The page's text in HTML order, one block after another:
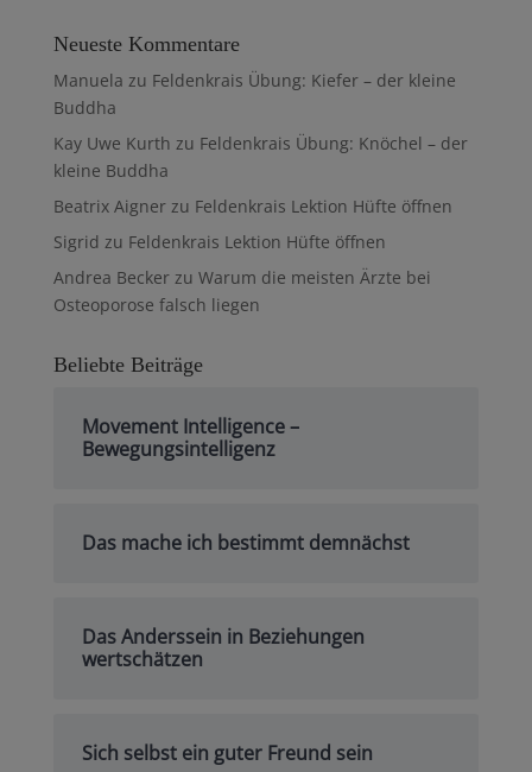
Neueste Kommentare
Manuela zu Feldenkrais Übung: Kiefer – der kleine
Buddha
Kay Uwe Kurth zu Feldenkrais Übung: Knöchel – der
kleine Buddha
Beatrix Aignerzu Feldenkrais Lektion Hüfte öffnen
Sigrid zu Feldenkrais Lektion Hüfte öffnen
Andrea Beckerzu Warum die meisten Ärzte bei
Osteoporose falsch liegen
Beliebte Beiträge
Movement Intelligence –
Bewegungsintelligenz
Das mache ich bestimmt demnächst
Das Anderssein in Beziehungen
wertschätzen
Sich selbst ein guter Freund sein